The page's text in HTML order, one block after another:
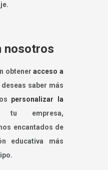
nosotros
obteneracceso a
deseas saber más
personalizar la
empresa,
encantados de
educativa más